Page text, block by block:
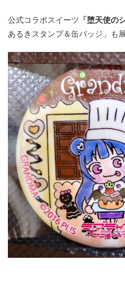
公式コラボスイーツ 「堕天使の
あるきスタンプ＆缶バッジ」も展